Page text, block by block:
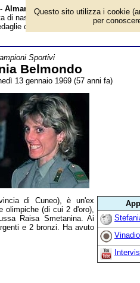
Almanacco
di nascita, età, dove è nato, cosa ha
olimpiche. Breve biografia. Voce
Sportivi
Belmondo
13 gennaio 1969 (57 anni fa)
Vinadio
di Cuneo), è un'ex
olimpiche (di cui 2 d'oro),
Raisa Smetanina. Ai
e 2 bronzi. Ha avuto
Questo sito utilizza i cookie
per